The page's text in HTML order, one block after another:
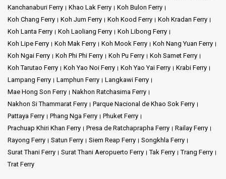
Kanchanaburi Ferry
Khao Lak Ferry
Koh Bulon Ferry
Koh Chang Ferry
Koh Jum Ferry Koh Kood Ferry
Koh Kradan Ferry
Koh Lanta Ferry
Koh Laoliang Ferry
Koh Libong Ferry
Koh Lipe Ferry
Koh Mak Ferry Koh Mook Ferry
Koh Nang Yuan Ferry
Koh Ngai Ferry
Koh Phi Phi Ferry Koh Pu Ferry
Koh Samet Ferry
Koh Tarutao Ferry
Koh Yao Noi Ferry Koh Yao Yai Ferry
Krabi Ferry
Lampang Ferry
Lamphun Ferry
Langkawi Ferry
Mae Hong Son Ferry
Nakhon Ratchasima Ferry
Nakhon Si Thammarat Ferry
Parque Nacional de Khao Sok Ferry
Pattaya Ferry
Phang Nga Ferry
Phuket Ferry
Prachuap Khiri Khan Ferry
Presa de Ratchaprapha Ferry
Railay Ferry
Rayong Ferry
Satun Ferry Siem Reap Ferry
Songkhla Ferry
Surat Thani Ferry
Surat Thani Aeropuerto Ferry Tak Ferry
Trang Ferry
Trat Ferry